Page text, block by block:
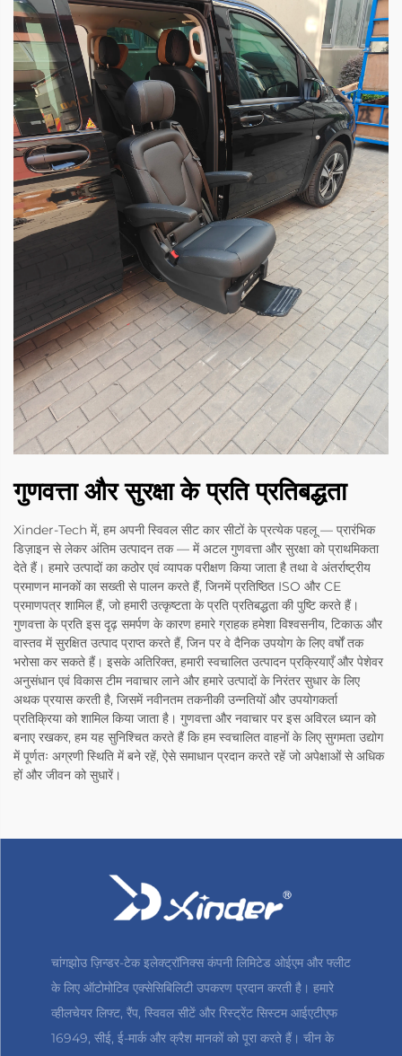
गुणवत्ता और सुरक्षा के प्रति प्रतिबद्धता
Xinder-Tech में, हम अपनी स्विवल सीट कार सीटों के प्रत्येक पहलू — प्रारंभिक
डिज़ाइन से लेकर अंतिम उत्पादन तक — में अटल गुणवत्ता और सुरक्षा को प्राथमिकता
देते हैं। हमारे उत्पादों का कठोर एवं व्यापक परीक्षण किया जाता है तथा वे अंतर्राष्ट्रीय
प्रमाणन मानकों का सख्ती से पालन करते हैं, जिनमें प्रतिष्ठित ISO और CE
प्रमाणपत्र शामिल हैं, जो हमारी उत्कृष्टता के प्रति प्रतिबद्धता की पुष्टि करते हैं।
गुणवत्ता के प्रति इस दृढ़ समर्पण के कारण हमारे ग्राहक हमेशा विश्वसनीय, टिकाऊ और
वास्तव में सुरक्षित उत्पाद प्राप्त करते हैं, जिन पर वे दैनिक उपयोग के लिए वर्षों तक
भरोसा कर सकते हैं। इसके अतिरिक्त, हमारी स्वचालित उत्पादन प्रक्रियाएँ और पेशेवर
अनुसंधान एवं विकास टीम नवाचार लाने और हमारे उत्पादों के निरंतर सुधार के लिए
अथक प्रयास करती है, जिसमें नवीनतम तकनीकी उन्नतियों और उपयोगकर्ता
प्रतिक्रिया को शामिल किया जाता है। गुणवत्ता और नवाचार पर इस अविरल ध्यान को
बनाए रखकर, हम यह सुनिश्चित करते हैं कि हम स्वचालित वाहनों के लिए सुगमता उद्योग
में पूर्णतः अग्रणी स्थिति में बने रहें, ऐसे समाधान प्रदान करते रहें जो अपेक्षाओं से अधिक
हों और जीवन को सुधारें।
चांगझोउ ज़िन्डर-टेक इलेक्ट्रॉनिक्स कंपनी लिमिटेड ओईएम और फ्लीट
के लिए ऑटोमोटिव एक्सेसिबिलिटी उपकरण प्रदान करती है। हमारे
व्हीलचेयर लिफ्ट, रैंप, स्विवल सीटें और रिस्ट्रेंट सिस्टम आईएटीएफ
16949, सीई, ई-मार्क और क्रैश मानकों को पूरा करते हैं। चीन के